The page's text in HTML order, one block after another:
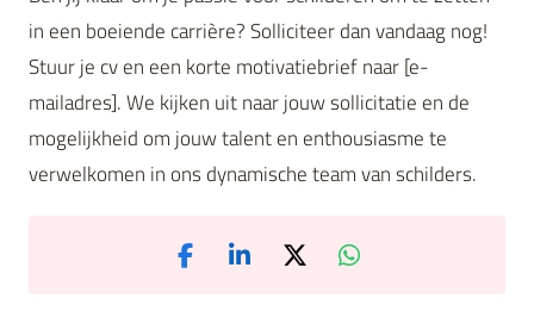
in een boeiende carrière? Solliciteer dan vandaag nog!
Stuur je cv en een korte motivatiebrief naar [e-
mailadres]. We kijken uit naar jouw sollicitatie en de
mogelijkheid om jouw talent en enthousiasme te
verwelkomen in ons dynamische team van schilders.